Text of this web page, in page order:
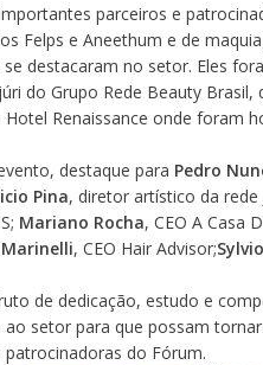
parceiros e
Felps e Aneethum e de
destacaram no setor. Eles
do Grupo Rede Beauty Brasil,
Renaissance onde foram
destaque para Pedro
Pina, diretor artístico da rede
Mariano Rocha, CEO A Casa
, CEO Hair Advisor;
de dedicação, estudo e
setor para que possam
do Fórum.